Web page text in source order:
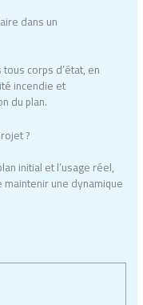
dans un
corps d’état, en
incendie et
du plan.
?
initial et l’usage réel,
une dynamique